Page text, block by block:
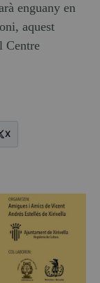
enguany en
aquest
Centre
X